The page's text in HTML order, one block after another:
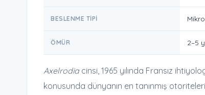
BESLENME TIPI
ÖMÜR 2–5
Axelrodiacinsi, 1965 yılında Fransız
konusunda dünyanın en tanınmış